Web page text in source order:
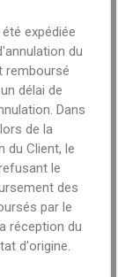
expédiée
du
remboursé
délai de
Dans
de la
du Client, le
le
des
par le
réception du
d'origine.